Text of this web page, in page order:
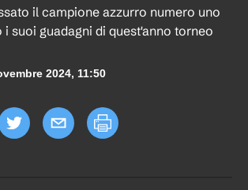
il campione azzurro numero uno
i suoi guadagni di quest'anno torneo
2024, 11:50